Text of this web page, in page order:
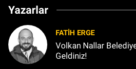
Yazarlar
FATIH ERGE
Volkan Nallar
Geldiniz!